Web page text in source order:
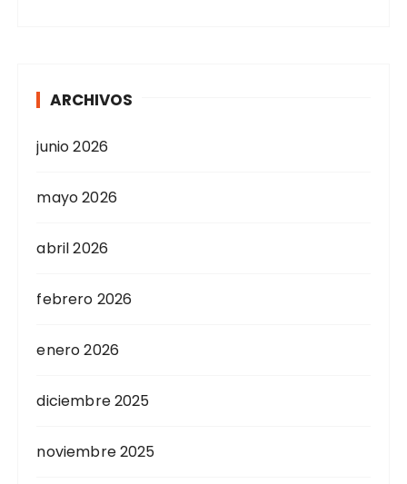
ARCHIVOS
junio 2026
mayo 2026
abril 2026
febrero 2026
enero 2026
diciembre 2025
noviembre 2025